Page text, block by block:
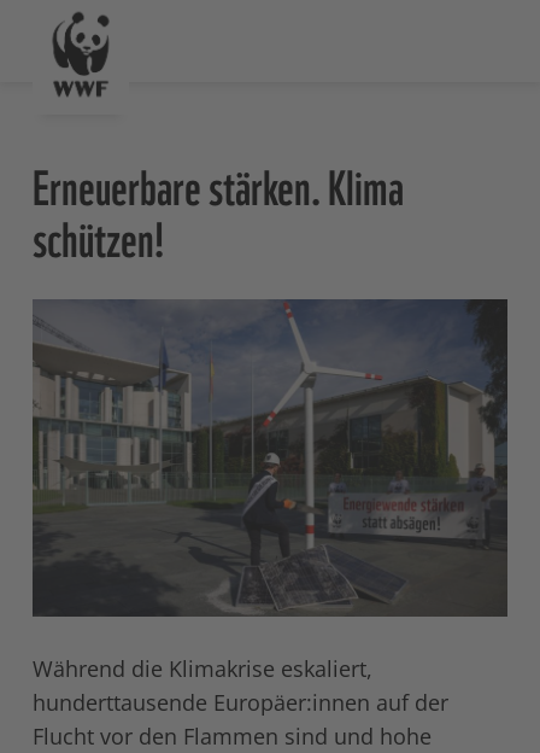
Erneuerbare stärken. Klima
schützen!
Während die Klimakrise eskaliert,
hunderttausende Europäer:innen auf der
Flucht vor den Flammen sind und hohe